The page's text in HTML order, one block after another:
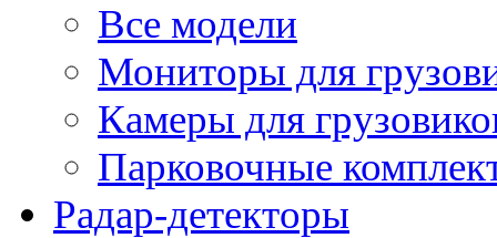
Все модели
Мониторы для
Камеры для
Парковочные
Радар-детекторы